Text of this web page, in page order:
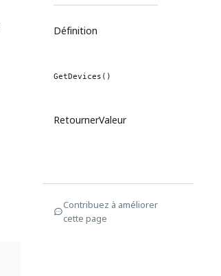
Définition
GetDevices()
RetournerValeur
Contribuez à améliorer
cette page